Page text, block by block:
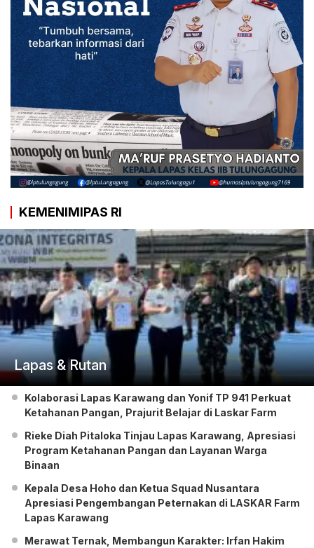
KEMENIMIPAS RI
Lapas & Rutan
Kolaborasi Lapas Karawang dan Yonif TP 941 Perkuat
Ketahanan Pangan, Prajurit Belajar di Laskar Farm
Rieke Diah Pitaloka Tinjau Lapas Karawang, Apresiasi
Program Ketahanan Pangan dan Layanan Warga
Binaan
Kepala Desa Hoho dan Ketua Squad Nusantara
Apresiasi Pengembangan Peternakan di LASKAR Farm
Lapas Karawang
Merawat Ternak, Membangun Karakter: Irfan Hakim